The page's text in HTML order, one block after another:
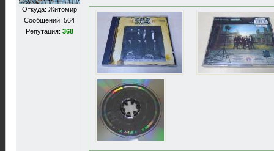
Откуда: Житомир
Сообщений: 564
Репутация: 368